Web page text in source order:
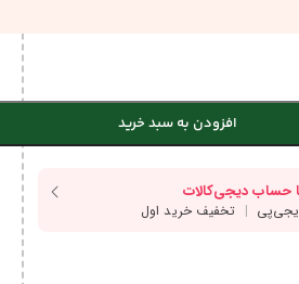
افزودن به سبد خرید